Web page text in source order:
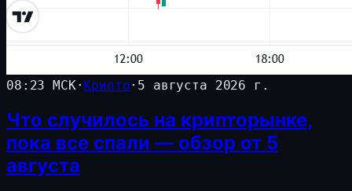
08:23 МСК· Крипто· 5 августа 2026 г.
Что случилось на крипторынке,
пока все спали — обзор от 5
августа